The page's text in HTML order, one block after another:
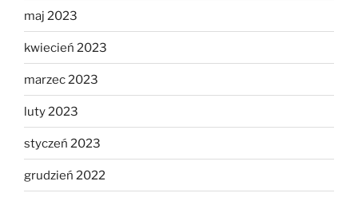
maj 2023
kwiecień 2023
marzec 2023
luty 2023
styczeń 2023
grudzień 2022